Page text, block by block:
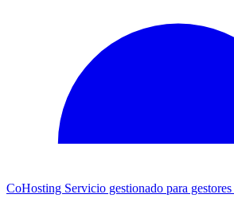
CoHosting Servicio gestionado para